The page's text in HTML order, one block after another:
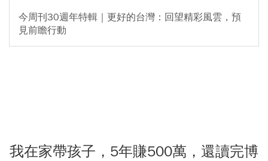
今周刊30週年特輯｜更好的台灣：回望精彩風雲，預
見前瞻行動
我在家帶孩子，5年賺500萬，還讀完博